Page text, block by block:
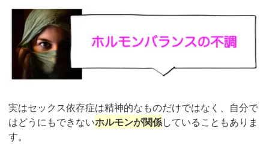
実はセックス依存症は精神的なものだけではなく、自分で
はどうにもできないホルモンが関係していることもありま
す。